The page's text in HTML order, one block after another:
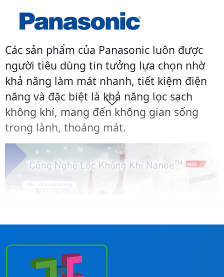
Các sản phẩm của Panasonic luôn được
người tiêu dùng tin tưởng lựa chọn nhờ
khả năng làm mát nhanh, tiết kiệm điện
năng và đặc biệt là khả năng lọc sạch
không khí, mang đến không gian sống
trong lành, thoáng mát.